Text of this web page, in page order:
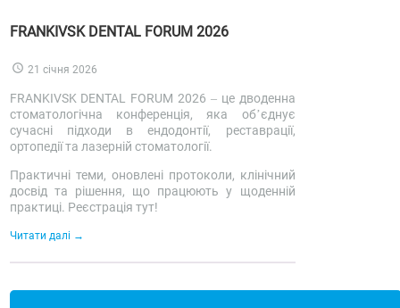
FRANKIVSK DENTAL FORUM 2026
21 січня 2026
FRANKIVSK DENTAL FORUM 2026 – це дводенна
стоматологічна конференція, яка об’єднує
сучасні підходи в ендодонтії, реставрації,
ортопедії та лазерній стоматології.
Практичні теми, оновлені протоколи, клінічний
досвід та рішення, що працюють у щоденній
практиці. Реєстрація тут!
Читати далі